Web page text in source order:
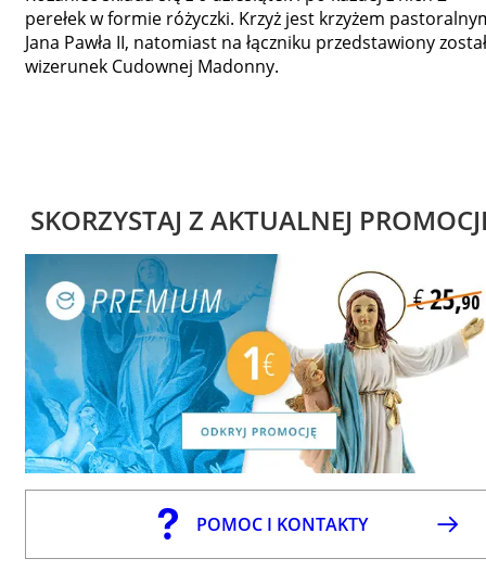
perełek w formie różyczki. Krzyż jest krzyżem
Jana Pawła II, natomiast na łączniku przedstawiony został
wizerunek Cudownej Madonny.
SKORZYSTAJ Z AKTUALNEJ
POMOC I KONTAKTY